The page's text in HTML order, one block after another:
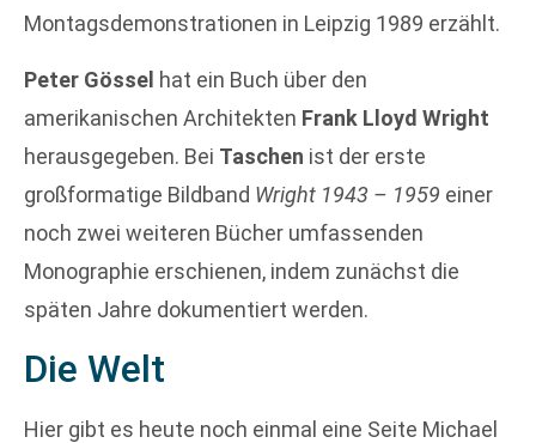
Montagsdemonstrationen in Leipzig 1989 erzählt.
Peter Gössel hat ein Buch über den
amerikanischen Architekten Frank Lloyd Wright
herausgegeben. Bei Taschen ist der erste
großformatige Bildband Wright 1943 – 1959 einer
noch zwei weiteren Bücher umfassenden
Monographie erschienen, indem zunächst die
späten Jahre dokumentiert werden.
Die Welt
Hier gibt es heute noch einmal eine Seite Michael